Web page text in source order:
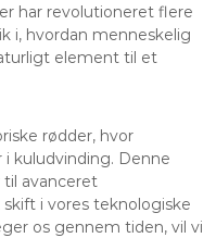
har revolutioneret flere
i, hvordan menneskelig
element til et
rødder, hvor
i kuludvinding. Denne
avanceret
i vores teknologiske
os gennem tiden, vil vi